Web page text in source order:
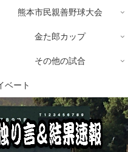
熊本市民親善野球大会
金た郎カップ
その他の試合
ベート